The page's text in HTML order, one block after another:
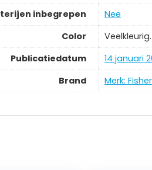
inbegrepen
‎Nee
Color
‎Veelkleurig.
Publicatiedatum
‎14 januari
Brand
Merk: